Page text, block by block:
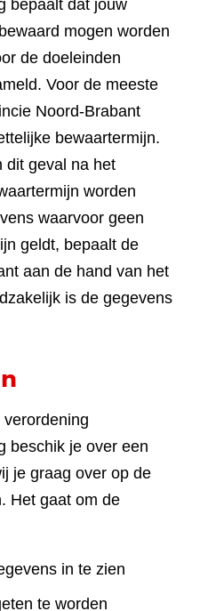
bepaalt dat jouw
mogen worden
de doeleinden
Voor de meeste
Noord-Brabant
bewaartermijn.
dit geval na het
worden
waarvoor geen
geldt, bepaalt de
aan de hand van het
is de gegevens
beschik je over een
je graag over op de
Het gaat om de
in te zien
te worden